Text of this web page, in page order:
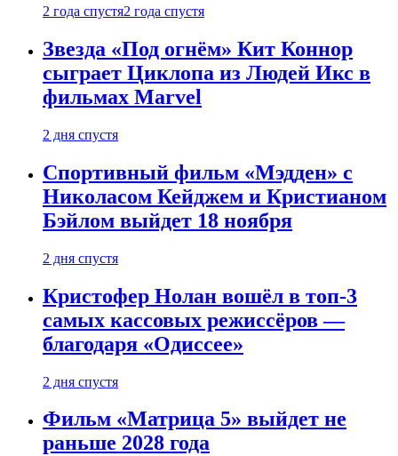
2 года спустя2 года спустя
Звезда «Под огнём» Кит Коннор
сыграет Циклопа из Людей Икс в
фильмах Marvel
2 дня спустя
Спортивный фильм «Мэдден» с
Николасом Кейджем и Кристианом
Бэйлом выйдет 18 ноября
2 дня спустя
Кристофер Нолан вошёл в топ-3
самых кассовых режиссёров —
благодаря «Одиссее»
2 дня спустя
Фильм «Матрица 5» выйдет не
раньше 2028 года